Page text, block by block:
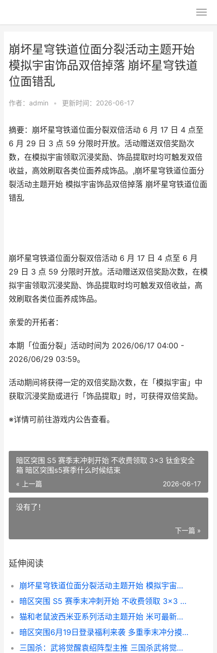
崩坏星穹铁道位面分裂活动主题开始
模拟宇宙饰品双倍掉落 崩坏星穹铁道
位面错乱
作者： admin • 更新时间：2026-06-17
摘要：崩坏星穹铁道位面分裂双倍活动 6 月 17 日 4 点至
6 月 29 日 3 点 59 分限时开放。活动赠送双倍奖励次
数，在模拟宇宙领取沉浸奖励、饰品提取时均可触发双倍
收益，高效刷取各类位面养成饰品。,崩坏星穹铁道位面分
裂活动主题开始 模拟宇宙饰品双倍掉落 崩坏星穹铁道位面
错乱
崩坏星穹铁道位面分裂双倍活动 6 月 17 日 4 点至 6 月
29 日 3 点 59 分限时开放。活动赠送双倍奖励次数，在模
拟宇宙领取沉浸奖励、饰品提取时均可触发双倍收益，高
效刷取各类位面养成饰品。
亲爱的开拓者：
本期「位面分裂」活动时间为 2026/06/17 04:00 -
2026/06/29 03:59。
活动期间将获得一定的双倍奖励次数，在「模拟宇宙」中
获取沉浸奖励或进行「饰品提取」时，可获得双倍奖励。
※详情可前往游戏内公告查看。
暗区突围 S5 赛季末冲刺开始 不收费领取 3×3 钛金安全
箱 暗区突围s5赛季什么时候结束
« 上一篇 2026-06-17
没有了！
下一篇 »
延伸阅读
崩坏星穹铁道位面分裂活动主题开始 模拟宇宙饰品双倍掉落 崩坏星穹铁道位面错乱
暗区突围 S5 赛季末冲刺开始 不收费领取 3×3 钛金安全箱 暗区突围s5赛季什么时候结束
猫和老鼠波西米亚系列活动主题开始 米可最新主题皮肤上线 猫和老鼠波波
暗区突围6月19日登录福利来袭 多重季末冲分摸金活动主题上线 暗区突围正式
三国杀：武将觉醒袁绍阵型主推 三国杀武将觉醒袁绍